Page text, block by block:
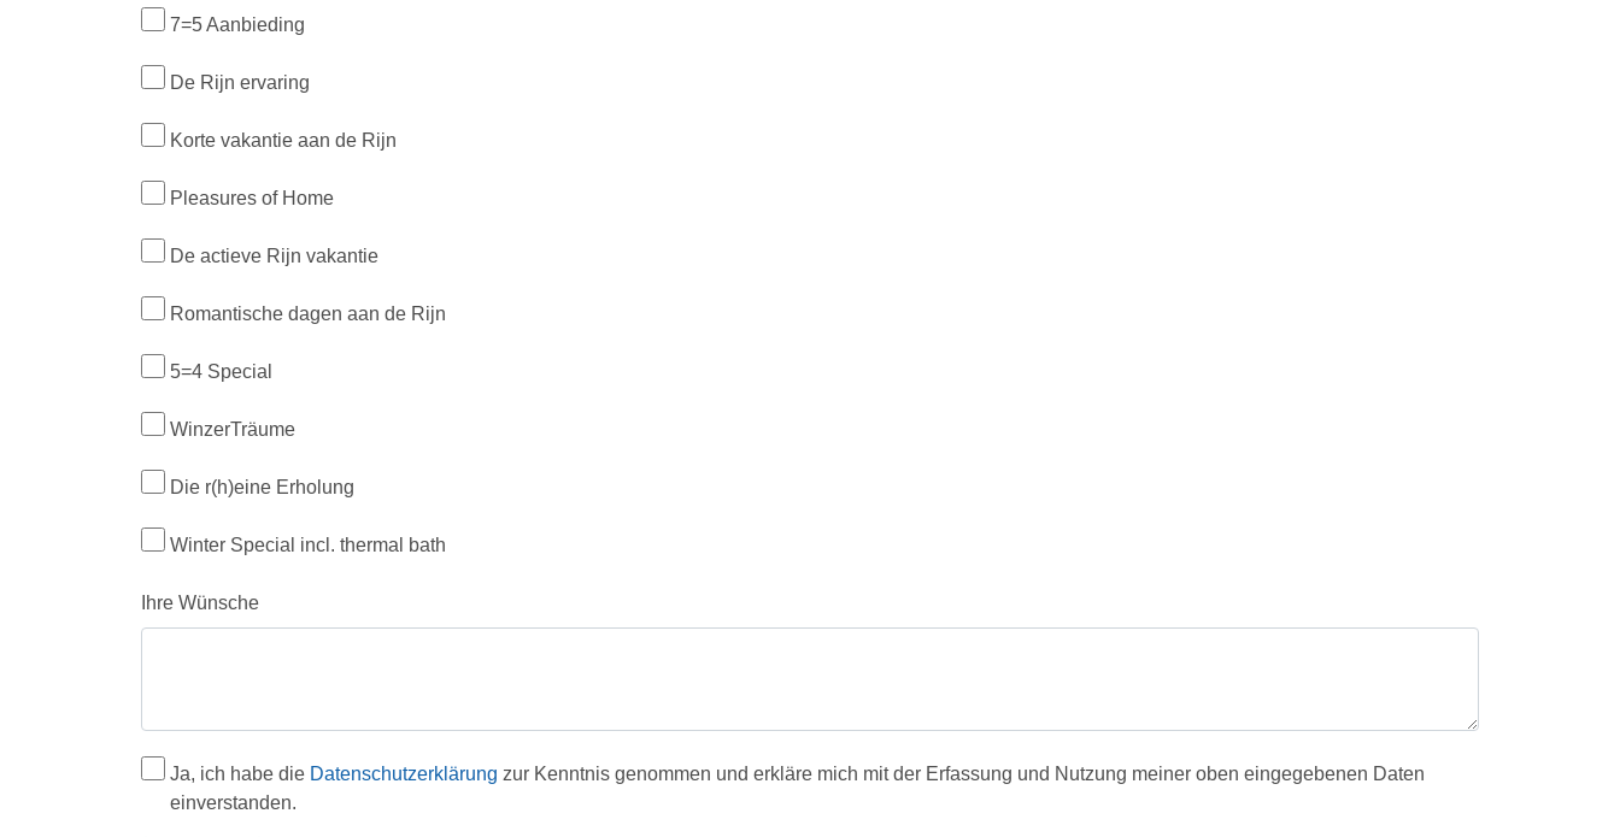
7=5 Aanbieding
De Rijn ervaring
Korte vakantie aan de Rijn
Pleasures of Home
De actieve Rijn vakantie
Romantische dagen aan de Rijn
5=4 Special
WinzerTräume
Die r(h)eine Erholung
Winter Special incl. thermal bath
Ihre Wünsche
Ja, ich habe die Datenschutzerklärung zur Kenntnis genommen und erkläre mich mit der Erfassung und Nutzung meiner oben eingegebenen Daten
einverstanden.